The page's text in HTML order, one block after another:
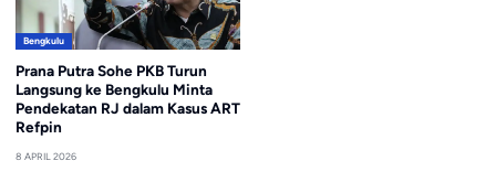
Bengkulu
Prana Putra Sohe PKB Turun
Langsung ke Bengkulu Minta
Pendekatan RJ dalam Kasus ART
Refpin
8 APRIL 2026